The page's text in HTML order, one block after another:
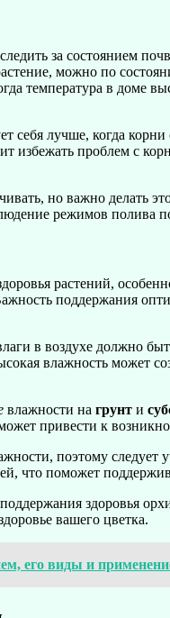
за состоянием
можно по
температура в доме
себя лучше, когда
избежать проблем с
но важно делать
режимов полива
растений,
поддержания
в воздухе должно
влажность может
влажности на грунт и
привести к
поэтому следует
что поможет
здоровья
вашего цветка.
его виды и